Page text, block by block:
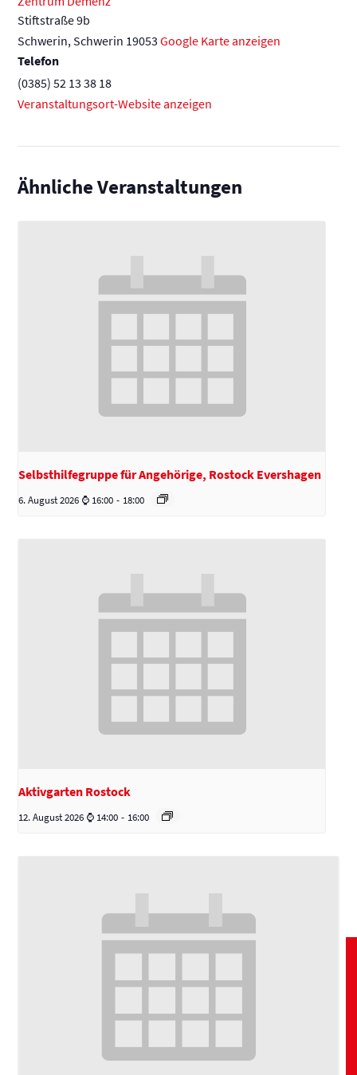
Stiftstraße 9b
Schwerin, Schwerin 19053 Google Karte anzeigen
Telefon
(0385) 52 13 38 18
Veranstaltungsort-Website anzeigen
Ähnliche Veranstaltungen
Selbsthilfegruppe für Angehörige, Rostock Evershagen
6. August 2026 ⌚ 16:00 - 18:00
Aktivgarten Rostock
12. August 2026 ⌚ 14:00 - 16:00